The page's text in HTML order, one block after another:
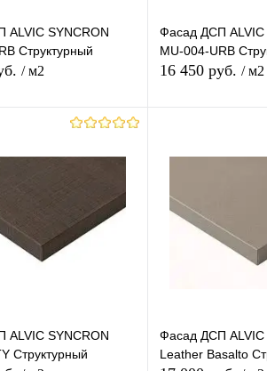
ALVIC SYNCRON
Структурный
/ м2
сравнению
В наличии
Фасад ДСП ALVIC
MU-004-URB
16 450 руб. / м2
В избранное
ALVIC SYNCRON
Структурный
Фасад ДСП ALVIC
Leather Basalto